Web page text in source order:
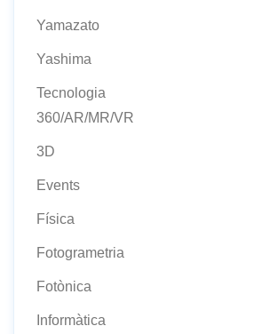
Yamazato
Yashima
Tecnologia
360/AR/MR/VR
3D
Events
Física
Fotogrametria
Fotònica
Informàtica